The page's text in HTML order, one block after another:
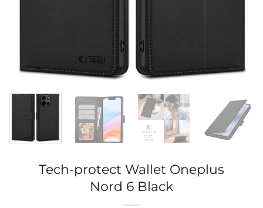
Tech-protect Wallet Oneplus
Nord 6 Black